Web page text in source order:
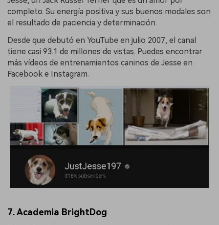
completo. Su energía positiva y sus buenos modales son
el resultado de paciencia y determinación.
Desde que debutó en YouTube en julio 2007, el canal
tiene casi 93.1 de millones de vistas. Puedes encontrar
más vídeos de entrenamientos caninos de Jesse en
Facebook e Instagram.
7. Academia BrightDog